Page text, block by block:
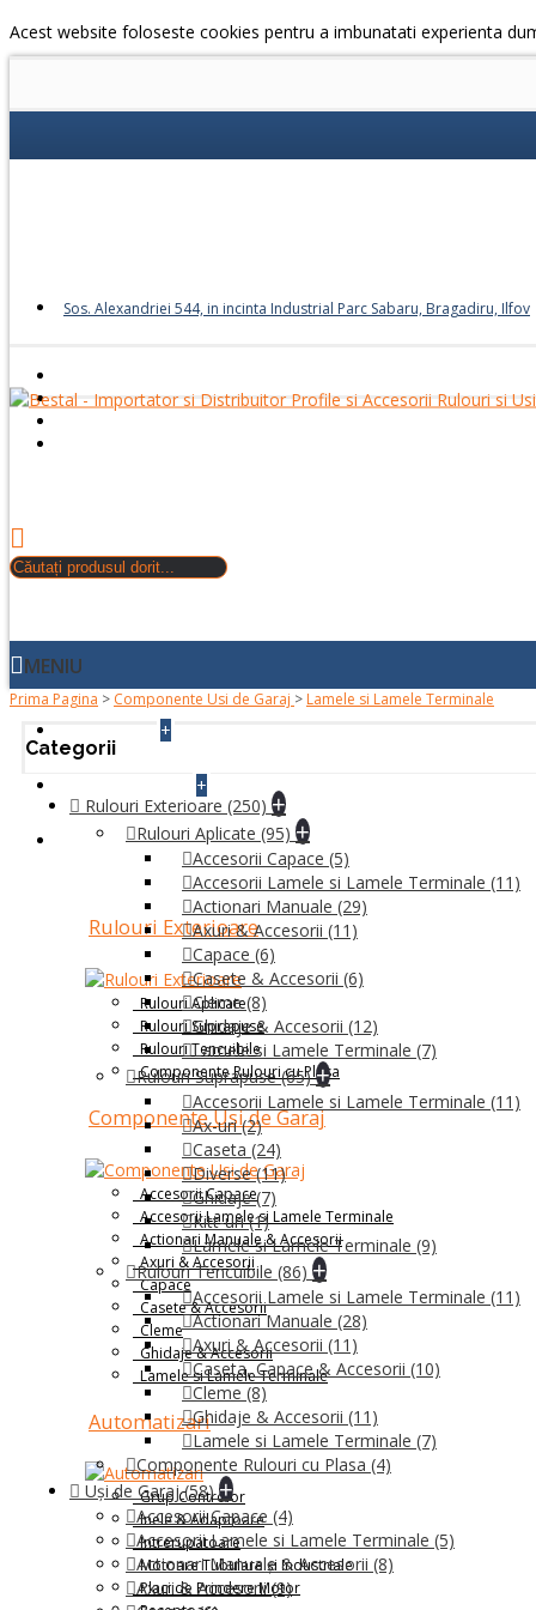
Acest website foloseste cookies pentru a imbunatati experienta
Sos. Alexandriei 544, in incinta Industrial Parc Sabaru, Bragadiru, Ilfov
MENIU
+
+
PRODUSE
Rulouri Exterioare
Rulouri Aplicate
Rulouri Suprapuse
Rulouri Tencuibile
Componente Rulouri cu Plasa
Componente Usi de Garaj
Accesorii Capace
Accesorii Lamele si Lamele Terminale
Actionari Manuale & Accesorii
Axuri & Accesorii
Capace
Casete & Accesorii
Cleme
Ghidaje & Accesorii
Lamele si Lamele Terminale
Automatizari
Grup Controlor
Inele & Adaptoare
Intrerupatoare
Motoare Tubulare și Industriale
Placi de Prindere Motor
Prima Pagina > Componente Usi de Garaj > Lamele si Lamele Terminale
Categorii
Rulouri Exterioare (250) +
Rulouri Aplicate (95) +
Accesorii Capace (5)
Accesorii Lamele si Lamele Terminale (11)
Actionari Manuale (29)
Axuri & Accesorii (11)
Capace (6)
Casete & Accesorii (6)
Cleme(8)
Ghidaje & Accesorii (12)
Lamele si Lamele Terminale (7)
Rulouri Suprapuse(65) +
Accesorii Lamele si Lamele Terminale (11)
Ax-uri(2)
Caseta (24)
Diverse(11)
Ghidaje(7)
Kitt-uri(1)
Lamele si Lamele Terminale (9)
Rulouri Tencuibile (86) +
Accesorii Lamele si Lamele Terminale (11)
Actionari Manuale (28)
Axuri & Accesorii (11)
Caseta, Capace & Accesorii (10)
Cleme (8)
Ghidaje & Accesorii (11)
Lamele si Lamele Terminale (7)
Componente Rulouri cu Plasa (4)
Uși de Garaj(58) +
Accesorii Capace (4)
Accesorii Lamele si Lamele Terminale (5)
Actionari Manuale & Accesorii (8)
Axuri & Accesorii(9)